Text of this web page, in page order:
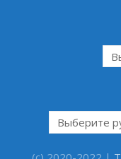
Рубрики